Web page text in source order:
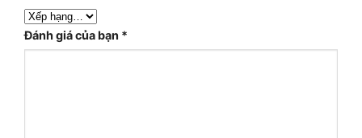
Đánh giá của bạn *